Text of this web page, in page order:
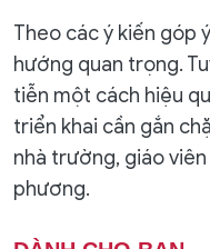
Theo các ý kiến góp
hướng quan trọng.
tiễn một cách hiệu
triển khai cần gắn
nhà trường, giáo
phương.